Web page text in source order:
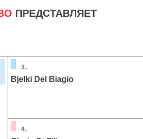
ПРЕДСТАВЛЯЕТ
Bjelki Del Biagio